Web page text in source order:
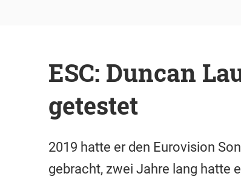
ESC: Duncan
getestet
2019 hatte er den Eurovision
gebracht, zwei Jahre lang hatte